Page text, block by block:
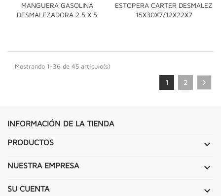
MANGUERA GASOLINA
DESMALEZADORA 2.5 X 5
ESTOPERA CARTER DESMALEZ
15X30X7/12X22X7
Mostrando 1-36 de 45 artículo(s)
1 2
INFORMACIÓN DE LA TIENDA
PRODUCTOS 
NUESTRA EMPRESA 
SU CUENTA 